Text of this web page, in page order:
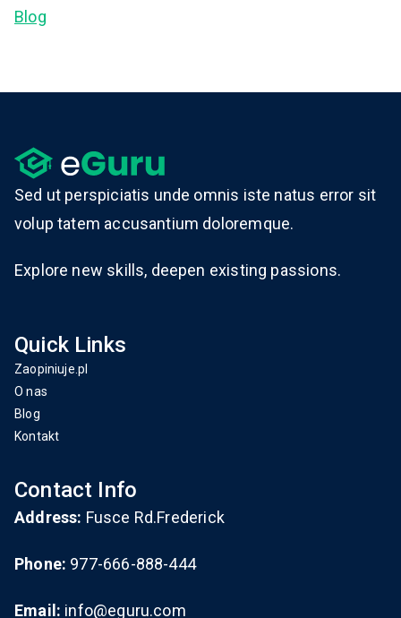
Blog
Sed ut perspiciatis unde omnis iste natus error sit
volup tatem accusantium doloremque.
Explore new skills, deepen existing passions.
Quick Links
Zaopiniuje.pl
O nas
Blog
Kontakt
Contact Info
Address: Fusce Rd.Frederick
Phone: 977-666-888-444
Email: info@eguru.com